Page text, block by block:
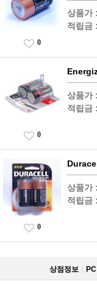
상품가 :
적립금 :
0
상품가 :
적립금 :
0
상품가 :
적립금 :
0
상점정보